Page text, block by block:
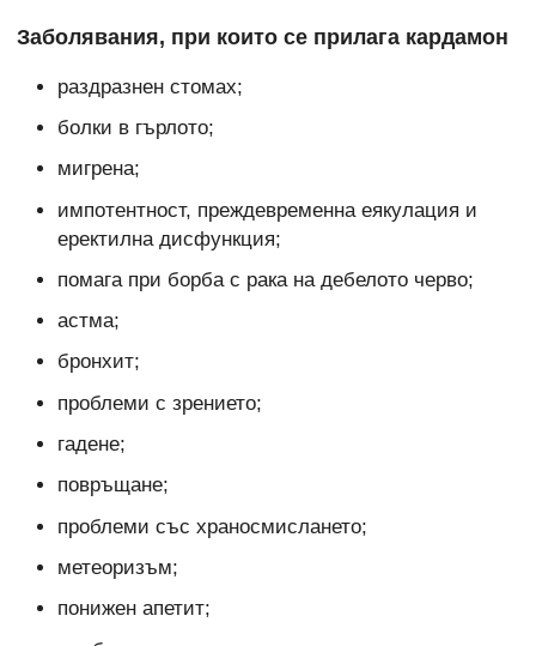
Заболявания, при които се прилага кардамон
раздразнен стомах;
болки в гърлото;
мигрена;
импотентност, преждевременна еякулация и
еректилна дисфункция;
помага при борба с рака на дебелото черво;
астма;
бронхит;
проблеми с зрението;
гадене;
повръщане;
проблеми със храносмислането;
метеоризъм;
понижен апетит;